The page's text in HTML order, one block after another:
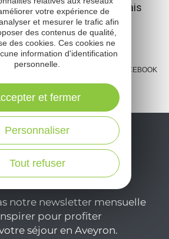
hommage aux 2 espalionnais
autonome.
E-MAIL FACEBOOK
notre newsletter mensuelle
pour profiter
séjour en Aveyron.
votre expérience de
et mesurer le trafic afin
des contenus de qualité,
des cookies. Ces cookies ne
information d'identification
personnelle.
Tout refuser
Personnaliser
et fermer